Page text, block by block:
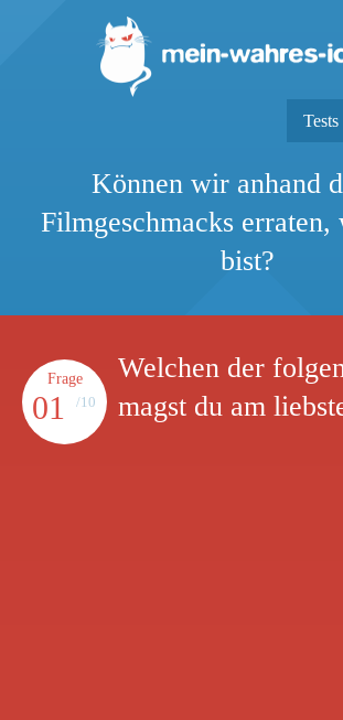
Tests
Können wir anhand
Filmgeschmacks
bist?
Frage
01 /10
Welchen der
magst du am